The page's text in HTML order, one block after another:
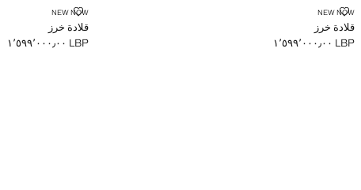
NEW NOW
قلادة خرز
قلادة خرز
السعر الحالي [LBP ١٬٥٩٩٬٠٠٠٫٠٠ ]
LBP ١٬٥٩٩٬٠٠٠٫٠٠
NEW NOW
قلادة خرز
قلادة خرز
السعر الحالي [LBP ١٬٥٩٩٬٠٠٠٫٠٠ ]
LBP ١٬٥٩٩٬٠٠٠٫٠٠